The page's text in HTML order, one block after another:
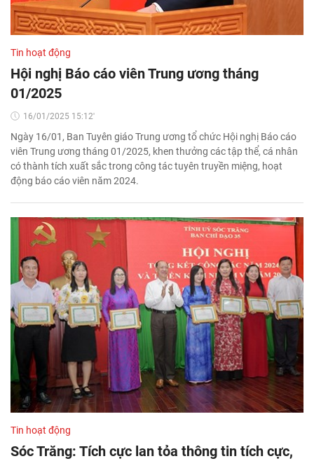
Tin hoạt động
Hội nghị Báo cáo viên Trung ương tháng
01/2025
16/01/2025 15:12'
Ngày 16/01, Ban Tuyên giáo Trung ương tổ chức Hội nghị Báo cáo
viên Trung ương tháng 01/2025, khen thưởng các tập thể, cá nhân
có thành tích xuất sắc trong công tác tuyên truyền miệng, hoạt
động báo cáo viên năm 2024.
Tin hoạt động
Sóc Trăng: Tích cực lan tỏa thông tin tích cực,